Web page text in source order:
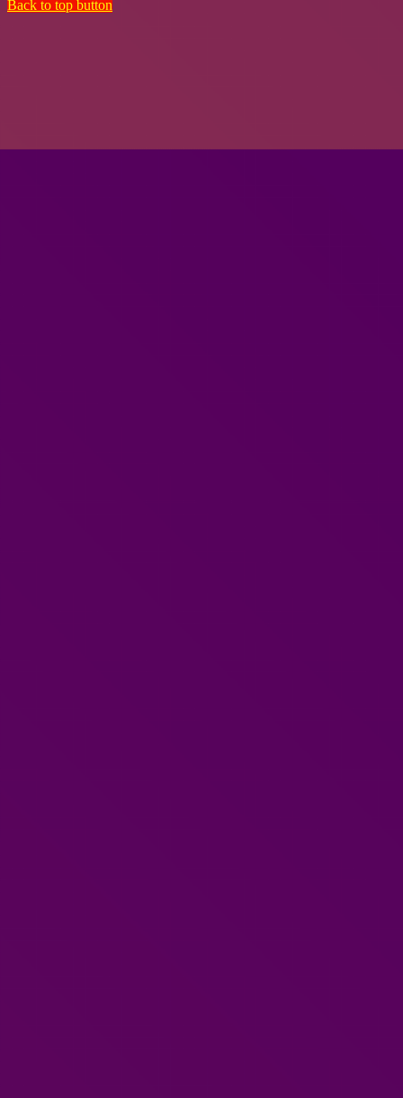
Back to top button